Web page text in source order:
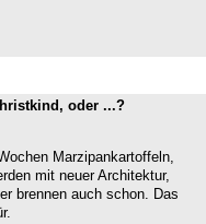
oder ...?
Marzipankartoffeln,
mit neuer Architektur,
brennen auch schon. Das